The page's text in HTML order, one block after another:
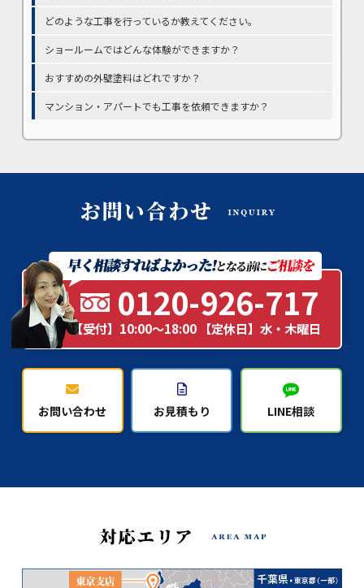
どのような工事を行っているか教えてください。
ショールームではどんな体験ができますか？
おすすめの外壁塗料はどれですか？
マンション・アパートでも工事を依頼できますか？
0120-926-717
【受付】10:00～18:00 【定休日】水・木曜日
お問い合わせ お見積もり LINE相談